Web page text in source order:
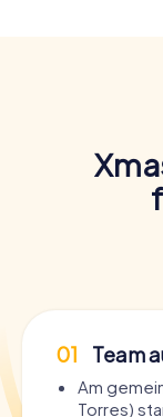
01 Team
Am
Torres)